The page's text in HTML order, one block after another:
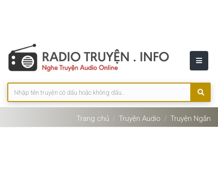
Trang chủ Truyện Audio Truyện Ngắn